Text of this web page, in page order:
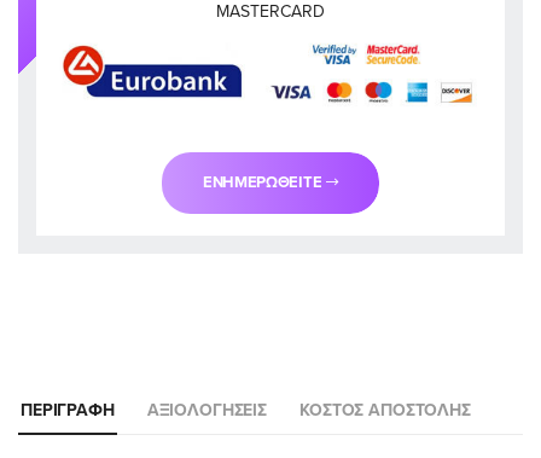
MASTERCARD
ΕΝΗΜΕΡΩΘΕΊΤΕ
ΠΕΡΙΓΡΑΦΉ ΑΞΙΟΛΟΓΉΣΕΙΣ ΚΌΣΤΟΣ ΑΠΟΣΤΟΛΉΣ